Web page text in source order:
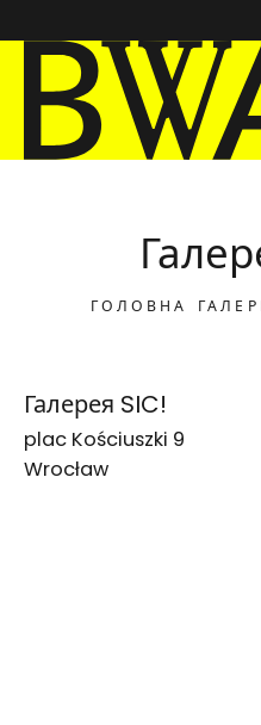
BWA Wrocław
Галереї сучасного
ГОЛОВНА
Lokalizacja na mapie
Галерея SIC!
plac Kościuszki 9
Wrocław